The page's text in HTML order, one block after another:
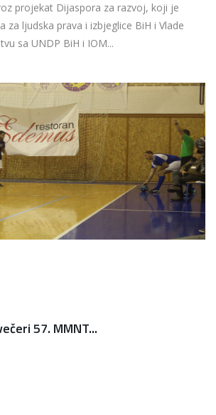
projekat Dijaspora za razvoj, koji je
za ljudska prava i izbjeglice BiH i Vlade
sa UNDP BiH i IOM...
57. MMNT...